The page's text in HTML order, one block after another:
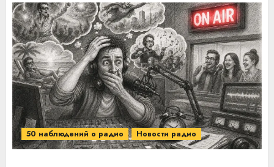
50 наблюдений о радио Новости радио